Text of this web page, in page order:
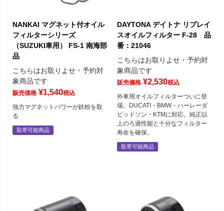
NANKAI マグネット付オイル
フィルターシリーズ
（SUZUKI車用） FS-1 南海部
品
こちらはお取りよせ・予約対
象商品です
販売価格 ¥1,540税込
強力マグネットパワーが鉄粉を取
る
取寄可能商品
DAYTONA デイトナ リプレイ
スオイルフィルター F-28 品
番：21046
こちらはお取りよせ・予約対
象商品です
販売価格 ¥2,530税込
外車用オイルフィルターついに登
場。DUCATI・BMW・ハーレーダ
ビッドソン・KTMに対応。純正以
上のろ過性能と十分なフィルター
寿命を確保。
取寄可能商品